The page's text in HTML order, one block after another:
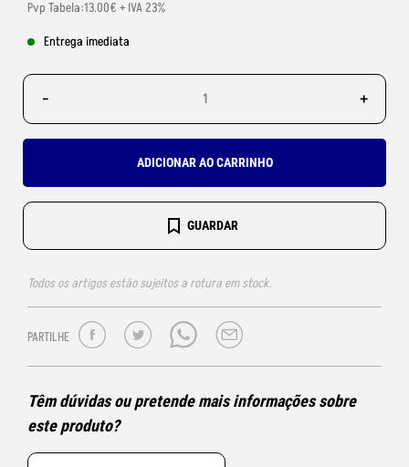
Pvp Tabela:13.00€ + IVA 23%
Entrega imediata
- +
ADICIONAR AO CARRINHO
GUARDAR
Todos os artigos estão sujeitos a rotura em stock.
PARTILHE
Têm dúvidas ou pretende mais informações sobre
este produto?